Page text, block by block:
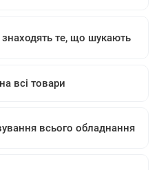
знаходять те, що шукають
всі товари
всього обладнання